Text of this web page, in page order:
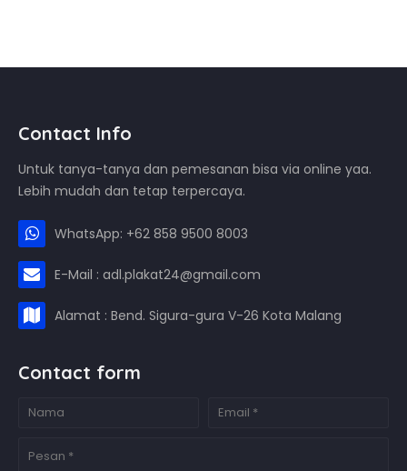
Contact Info
Untuk tanya-tanya dan pemesanan bisa via online yaa.
Lebih mudah dan tetap terpercaya.
WhatsApp: +62 858 9500 8003
E-Mail : adl.plakat24@gmail.com
Alamat : Bend. Sigura-gura V-26 Kota Malang
Contact form